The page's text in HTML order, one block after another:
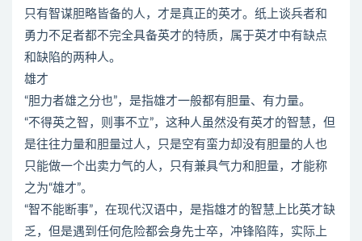
只有智谋胆略皆备的人，才是真正的英才。纸上谈兵者和
勇力不足者都不完全具备英才的特质，属于英才中有缺点
和缺陷的两种人。
雄才
“胆力者雄之分也”，是指雄才一般都有胆量、有力量。
“不得英之智，则事不立”，这种人虽然没有英才的智慧，但
是往往力量和胆量过人，只是空有蛮力却没有胆量的人也
只能做一个出卖力气的人，只有兼具气力和胆量，才能称
之为“雄才”。
“智不能断事”，在现代汉语中，是指雄才的智慧上比英才缺
乏，但是遇到任何危险都会身先士卒，冲锋陷阵，实际上